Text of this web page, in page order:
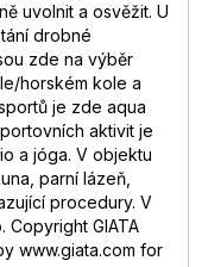
uvolnit a osvěžit. U
drobné
zde na výběr
horském kole a
je zde aqua
aktivit je
a jóga. V objektu
parní lázeň,
procedury. V
Copyright GIATA
www.giata.com for